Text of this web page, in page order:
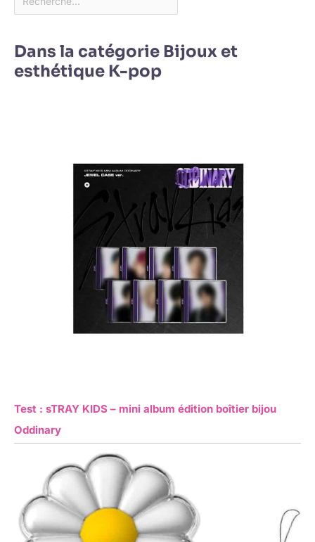
Dans la catégorie Bijoux et
esthétique K-pop
Test : sTRAY KIDS – mini album édition boîtier bijou
Oddinary